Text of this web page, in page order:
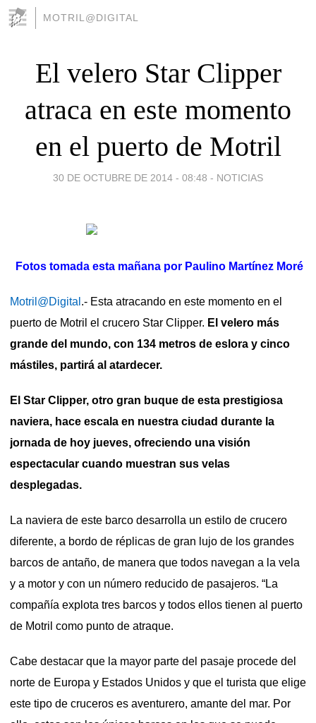
MOTRIL@DIGITAL
El velero Star Clipper
atraca en este momento
en el puerto de Motril
30 DE OCTUBRE DE 2014 - 08:48 - NOTICIAS
Fotos tomada esta mañana por Paulino Martínez Moré
Motril@Digital .- Esta atracando en este momento en el
puerto de Motril el crucero Star Clipper. El velero más
grande del mundo, con 134 metros de eslora y cinco
mástiles, partirá al atardecer.
El Star Clipper, otro gran buque de esta prestigiosa
naviera, hace escala en nuestra ciudad durante la
jornada de hoy jueves, ofreciendo una visión
espectacular cuando muestran sus velas
desplegadas.
La naviera de este barco desarrolla un estilo de crucero
diferente, a bordo de réplicas de gran lujo de los grandes
barcos de antaño, de manera que todos navegan a la vela
y a motor y con un número reducido de pasajeros. “La
compañía explota tres barcos y todos ellos tienen al puerto
de Motril como punto de atraque.
Cabe destacar que la mayor parte del pasaje procede del
norte de Europa y Estados Unidos y que el turista que elige
este tipo de cruceros es aventurero, amante del mar. Por